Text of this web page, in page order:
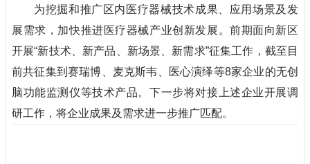
为挖掘和推广区内医疗器械技术成果、应用场景及发
展需求，加快推进医疗器械产业创新发展。前期面向新区
开展“新技术、新产品、新场景、新需求”征集工作，截至目
前共征集到赛瑞博、麦克斯韦、医心演绎等8家企业的无创
脑功能监测仪等技术产品。下一步将对接上述企业开展调
研工作，将企业成果及需求进一步推广匹配。